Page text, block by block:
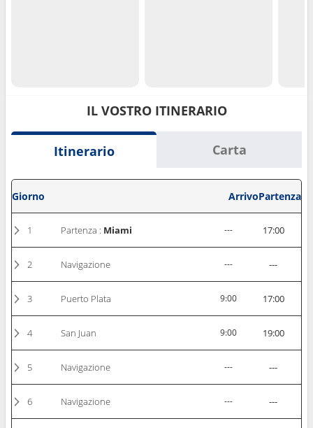
IL VOSTRO ITINERARIO
Itinerario Carta
Giorno ArrivoPartenza
1 Partenza : Miami --- 17:00
2 Navigazione --- ---
3 Puerto Plata 9:00 17:00
4 San Juan 9:00 19:00
5 Navigazione --- ---
6 Navigazione --- ---